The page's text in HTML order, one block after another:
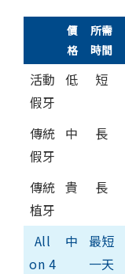
價
格
所需
時間
活動
假牙
低 短
傳統
假牙
中 長
傳統
植牙
貴 長
All
on 4
中
最短
一天